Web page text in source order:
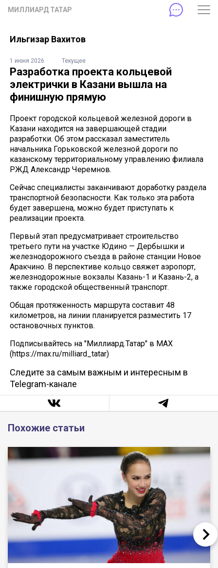
МИЛЛИАРД ТАТАР
Ильгизар Вахитов
1 июня 2026 Текущее
Разработка проекта кольцевой
электрички в Казани вышла на
финишную прямую
Проект городской кольцевой железной дороги в
Казани находится на завершающей стадии
разработки. Об этом рассказал заместитель
начальника Горьковской железной дороги по
казанскому территориальному управлению филиала
РЖД Александр Черемнов.
Сейчас специалисты заканчивают доработку раздела
транспортной безопасности. Как только эта работа
будет завершена, можно будет приступать к
реализации проекта.
Первый этап предусматривает строительство
третьего пути на участке Юдино — Дербышки и
железнодорожного съезда в районе станции Новое
Аракчино. В перспективе кольцо свяжет аэропорт,
железнодорожные вокзалы Казань-1 и Казань-2, а
также городской общественный транспорт.
Общая протяженность маршрута составит 48
километров, на линии планируется разместить 17
остановочных пунктов.
Подписывайтесь на "Миллиард.Татар" в МАХ
(https://max.ru/milliard_tatar)
Следите за самым важным и интересным в
Telegram-канале
Похожие статьи